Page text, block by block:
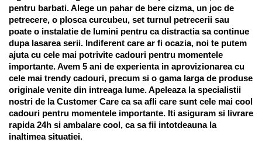
pentru barbati. Alege un pahar de bere cizma, un joc de
petrecere, o plosca curcubeu, set turnul petrecerii sau
poate o instalatie de lumini pentru ca distractia sa continue
dupa lasarea serii. Indiferent care ar fi ocazia, noi te putem
ajuta cu cele mai potrivite cadouri pentru momentele
importante. Avem 5 ani de experienta in aprovizionarea cu
cele mai trendy cadouri, precum si o gama larga de produse
originale venite din intreaga lume. Apeleaza la specialistii
nostri de la Customer Care ca sa afli care sunt cele mai cool
cadouri pentru momentele importante. Iti asiguram si livrare
rapida 24h si ambalare cool, ca sa fii intotdeauna la
inaltimea situatiei.